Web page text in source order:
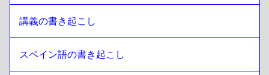
講義の書き起こし
スペイン語の書き起こし